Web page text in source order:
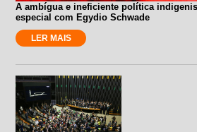
A ambígua e ineficiente política
especial com Egydio Schwade
LER MAIS